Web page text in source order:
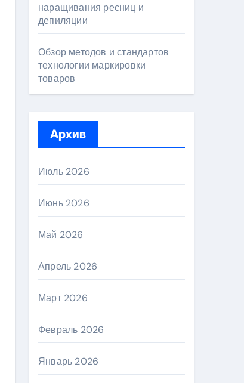
наращивания ресниц и
депиляции
Обзор методов и стандартов
технологии маркировки
товаров
Архив
Июль 2026
Июнь 2026
Май 2026
Апрель 2026
Март 2026
Февраль 2026
Январь 2026